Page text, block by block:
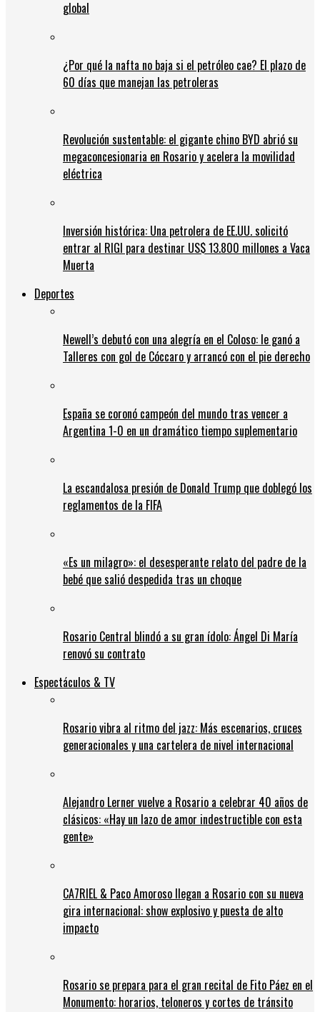
global
¿Por qué la nafta no baja si el petróleo cae? El plazo de
60 días que manejan las petroleras
Revolución sustentable: el gigante chino BYD abrió su
megaconcesionaria en Rosario y acelera la movilidad
eléctrica
Inversión histórica: Una petrolera de EE.UU. solicitó
entrar al RIGI para destinar US$ 13.800 millones a Vaca
Muerta
Deportes
Newell’s debutó con una alegría en el Coloso: le ganó a
Talleres con gol de Cóccaro y arrancó con el pie derecho
España se coronó campeón del mundo tras vencer a
Argentina 1-0 en un dramático tiempo suplementario
La escandalosa presión de Donald Trump que doblegó los
reglamentos de la FIFA
«Es un milagro»: el desesperante relato del padre de la
bebé que salió despedida tras un choque
Rosario Central blindó a su gran ídolo: Ángel Di María
renovó su contrato
Espectáculos & TV
Rosario vibra al ritmo del jazz: Más escenarios, cruces
generacionales y una cartelera de nivel internacional
Alejandro Lerner vuelve a Rosario a celebrar 40 años de
clásicos: «Hay un lazo de amor indestructible con esta
gente»
CA7RIEL & Paco Amoroso llegan a Rosario con su nueva
gira internacional: show explosivo y puesta de alto
impacto
Rosario se prepara para el gran recital de Fito Páez en el
Monumento: horarios, teloneros y cortes de tránsito